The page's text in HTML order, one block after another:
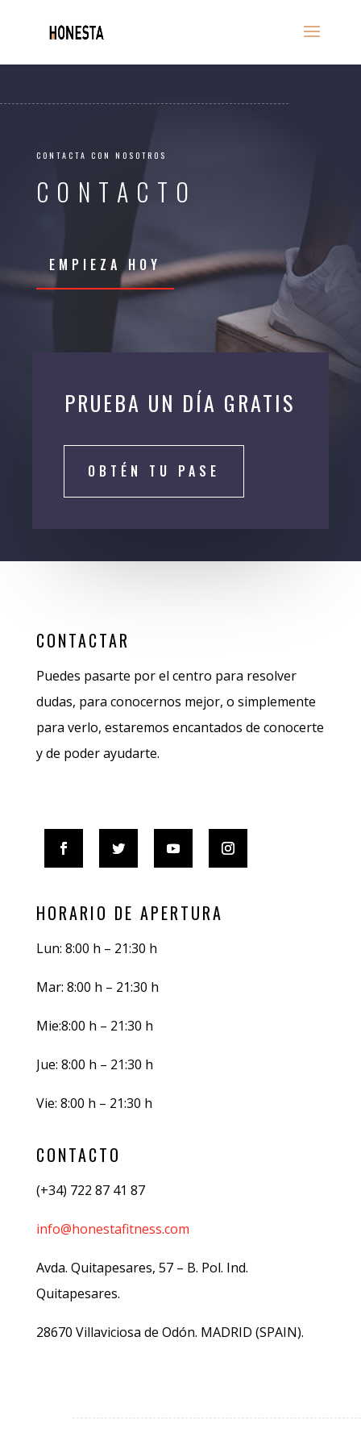
CONTACTA CON NOSOTROS
CONTACTO
EMPIEZA HOY
PRUEBA UN DÍA GRATIS
OBTÉN TU PASE
CONTACTAR
Puedes pasarte por el centro para resolver
dudas, para conocernos mejor, o simplemente
para verlo, estaremos encantados de conocerte
y de poder ayudarte.
HORARIO DE APERTURA
Lun: 8:00 h – 21:30 h
Mar: 8:00 h – 21:30 h
Mie:8:00 h – 21:30 h
Jue: 8:00 h – 21:30 h
Vie: 8:00 h – 21:30 h
CONTACTO
(+34) 722 87 41 87
info@honestafitness.com
Avda. Quitapesares, 57 – B. Pol. Ind.
Quitapesares.
28670 Villaviciosa de Odón. MADRID (SPAIN).